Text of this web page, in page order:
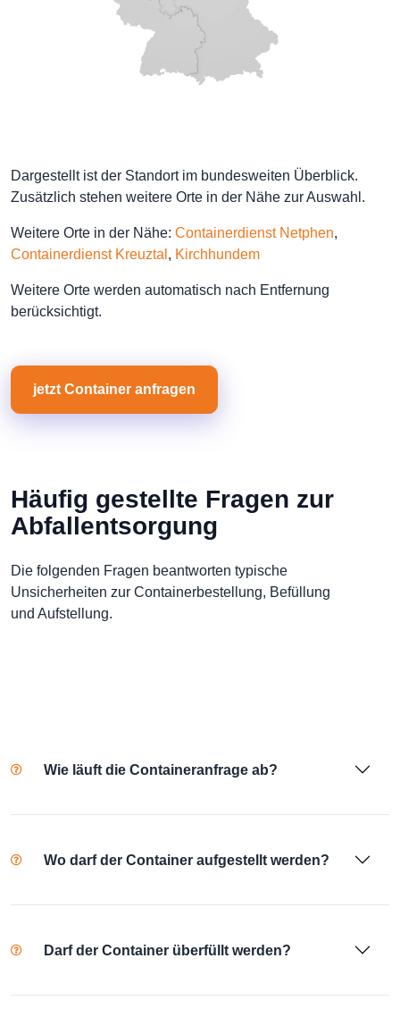
Dargestellt ist der Standort im bundesweiten Überblick.
Zusätzlich stehen weitere Orte in der Nähe zur Auswahl.
Weitere Orte in der Nähe: Containerdienst Netphen,
Containerdienst Kreuztal , Kirchhundem
Weitere Orte werden automatisch nach Entfernung
berücksichtigt.
jetzt Container anfragen
Häufig gestellte Fragen zur
Abfallentsorgung
Die folgenden Fragen beantworten typische
Unsicherheiten zur Containerbestellung, Befüllung
und Aufstellung.
Wie läuft die Containeranfrage ab?
Wo darf der Container aufgestellt werden?
Darf der Container überfüllt werden?